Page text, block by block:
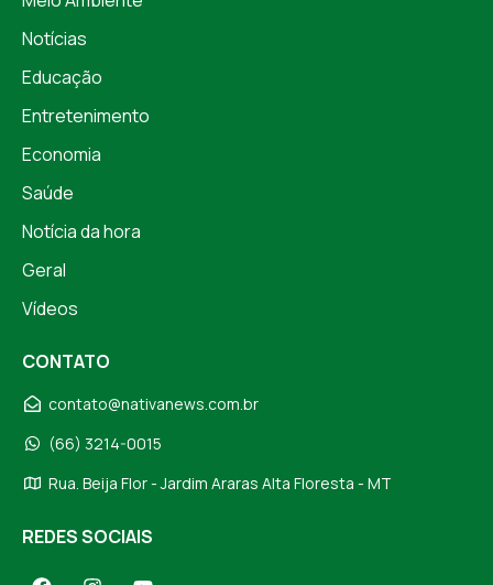
Notícias
Educação
Entretenimento
Economia
Saúde
Notícia da hora
Geral
Vídeos
CONTATO
contato@nativanews.com.br
(66) 3214-0015
Rua. Beija Flor - Jardim Araras Alta Floresta - MT
REDES SOCIAIS